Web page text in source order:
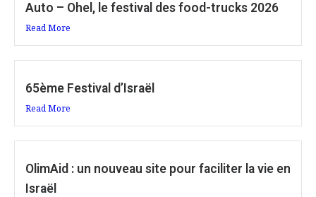
Auto – Ohel, le festival des food-trucks 2026
Read More
65ème Festival d’Israël
Read More
OlimAid : un nouveau site pour faciliter la vie en
Israël